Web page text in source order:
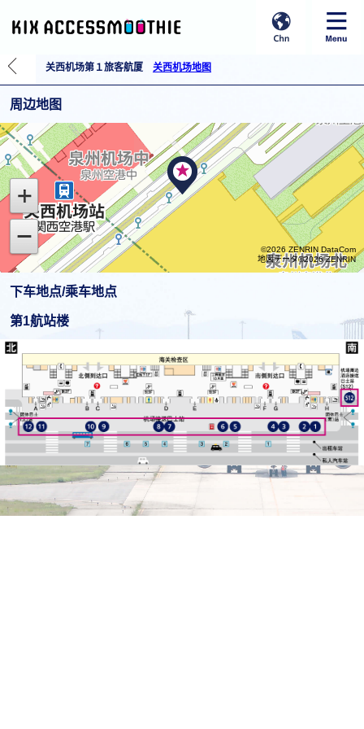
关西机场第１旅客航厦 关西机场地图
周边地图
©2026 ZENRIN DataCom
地図データ©2026 ZENRIN
下车地点/乘车地点
第1航站楼